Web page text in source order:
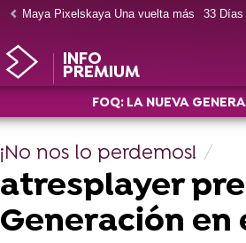
Maya Pixelskaya Una vuelta más 33 Días
INFO
PREMIUM
FOQ: LA NUEVA
¡No nos lo perdemos!
atresplayer
Generación en